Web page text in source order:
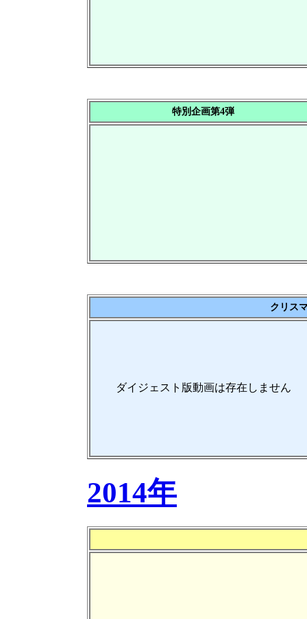
特別企画第4弾
クリス
ダイジェスト版動画は存在しません
2014年